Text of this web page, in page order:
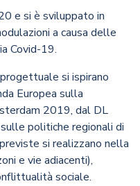
e si è sviluppato in
a causa delle
Covid-19.
si ispirano
Europea sulla
2019, dal DL
politiche regionali di
si realizzano nella
e vie adiacenti),
sociale.